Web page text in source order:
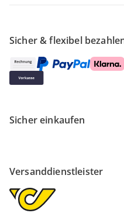
Sicher & flexibel
Sicher einkaufen
Versanddienstleister